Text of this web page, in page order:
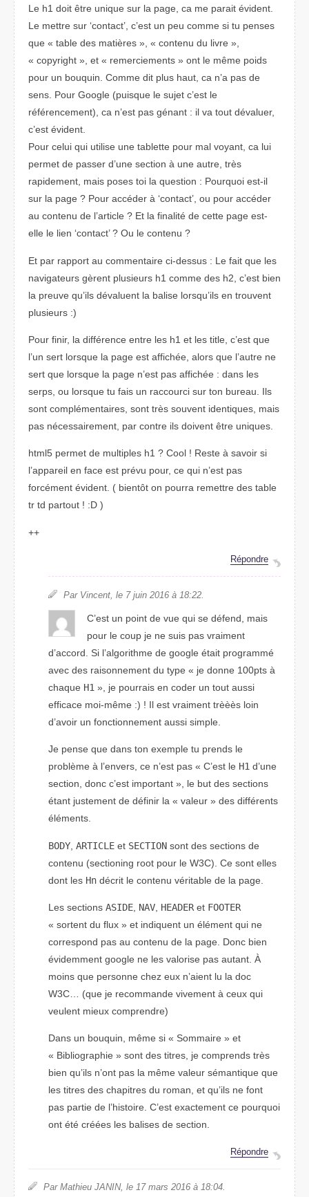
Le h1 doit être unique sur la page, ca me parait évident.
Le mettre sur ‘contact’, c’est un peu comme si tu penses
que « table des matières », « contenu du livre »,
« copyright », et « remerciements » ont le même poids
pour un bouquin. Comme dit plus haut, ca n’a pas de
sens. Pour Google (puisque le sujet c’est le
référencement), ca n’est pas génant : il va tout dévaluer,
c’est évident.
Pour celui qui utilise une tablette pour mal voyant, ca lui
permet de passer d’une section à une autre, très
rapidement, mais poses toi la question : Pourquoi est-il
sur la page ? Pour accéder à ‘contact’, ou pour accéder
au contenu de l’article ? Et la finalité de cette page est-
elle le lien ‘contact’ ? Ou le contenu ?
Et par rapport au commentaire ci-dessus : Le fait que les
navigateurs gèrent plusieurs h1 comme des h2, c’est bien
la preuve qu’ils dévaluent la balise lorsqu’ils en trouvent
plusieurs :)
Pour finir, la différence entre les h1 et les title, c’est que
l’un sert lorsque la page est affichée, alors que l’autre ne
sert que lorsque la page n’est pas affichée : dans les
serps, ou lorsque tu fais un raccourci sur ton bureau. Ils
sont complémentaires, sont très souvent identiques, mais
pas nécessairement, par contre ils doivent être uniques.
html5 permet de multiples h1 ? Cool ! Reste à savoir si
l’appareil en face est prévu pour, ce qui n’est pas
forcément évident. ( bientôt on pourra remettre des table
tr td partout ! :D )
++
Répondre
Par Vincent, le 7 juin 2016 à 18:22.
C’est un point de vue qui se défend, mais
pour le coup je ne suis pas vraiment
d’accord. Si l’algorithme de google était programmé
avec des raisonnement du type « je donne 100pts à
chaque H1 », je pourrais en coder un tout aussi
efficace moi-même :) ! Il est vraiment trèèès loin
d’avoir un fonctionnement aussi simple.
Je pense que dans ton exemple tu prends le
problème à l’envers, ce n’est pas
C’est le H1d’une
section, donc c’est important
, le but des sections
étant justement de définir la « valeur » des différents
éléments.
BODY, ARTICLEet SECTIONsont des sections de
contenu (sectioning rootpour le W3C). Ce sont elles
dont les Hndécrit le contenu véritable de la page.
Les sections ASIDE, NAV, HEADERet FOOTER
« sortent du flux » et indiquent un élément qui ne
correspond pas au contenu de la page. Donc bien
évidemment google ne les valorise pas autant. À
moins que personne chez eux n’aient lu la doc
W3C… (que je recommande vivement à ceux qui
veulent mieux comprendre)
Dans un bouquin, même si « Sommaire » et
« Bibliographie » sont des titres, je comprends très
bien qu’ils n’ont pas la même valeur sémantique que
les titres des chapitres du roman, et qu’ils ne font
pas partie de l’histoire. C’est exactement ce pourquoi
ont été créées les balises de section.
Répondre
Par Mathieu JANIN, le 17 mars 2016 à 18:04.